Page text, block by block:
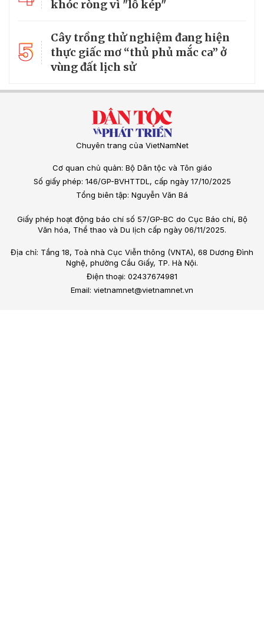
khóc ròng vì "lỗ kép"
5
Cây trồng thử nghiệm đang hiện
thực giấc mơ “thủ phủ mắc ca” ở
vùng đất lịch sử
Chuyên trang của VietNamNet
Cơ quan chủ quản: Bộ Dân tộc và Tôn giáo
Số giấy phép: 146/GP-BVHTTDL, cấp ngày 17/10/2025
Tổng biên tập: Nguyễn Văn Bá
Giấy phép hoạt động báo chí số 57/GP-BC do Cục Báo chí, Bộ
Văn hóa, Thể thao và Du lịch cấp ngày 06/11/2025.
Địa chỉ: Tầng 18, Toà nhà Cục Viễn thông (VNTA), 68 Dương Đình
Nghệ, phường Cầu Giấy, TP. Hà Nội.
Điện thoại: 02437674981
Email: vietnamnet@vietnamnet.vn